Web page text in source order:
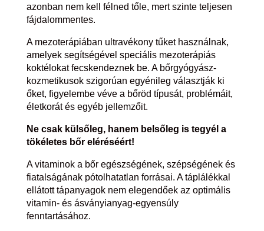
azonban nem kell félned tőle, mert szinte teljesen
fájdalommentes.
A mezoterápiában ultravékony tűket használnak,
amelyek segítségével speciális mezoterápiás
koktélokat fecskendeznek be. A bőrgyógyász-
kozmetikusok szigorúan egyénileg választják ki
őket, figyelembe véve a bőröd típusát, problémáit,
életkorát és egyéb jellemzőit.
Ne csak külsőleg, hanem belsőleg is tegyél a
tökéletes bőr eléréséért!
A vitaminok a bőr egészségének, szépségének és
fiatalságának pótolhatatlan forrásai. A táplálékkal
ellátott tápanyagok nem elegendőek az optimális
vitamin- és ásványianyag-egyensúly
fenntartásához.